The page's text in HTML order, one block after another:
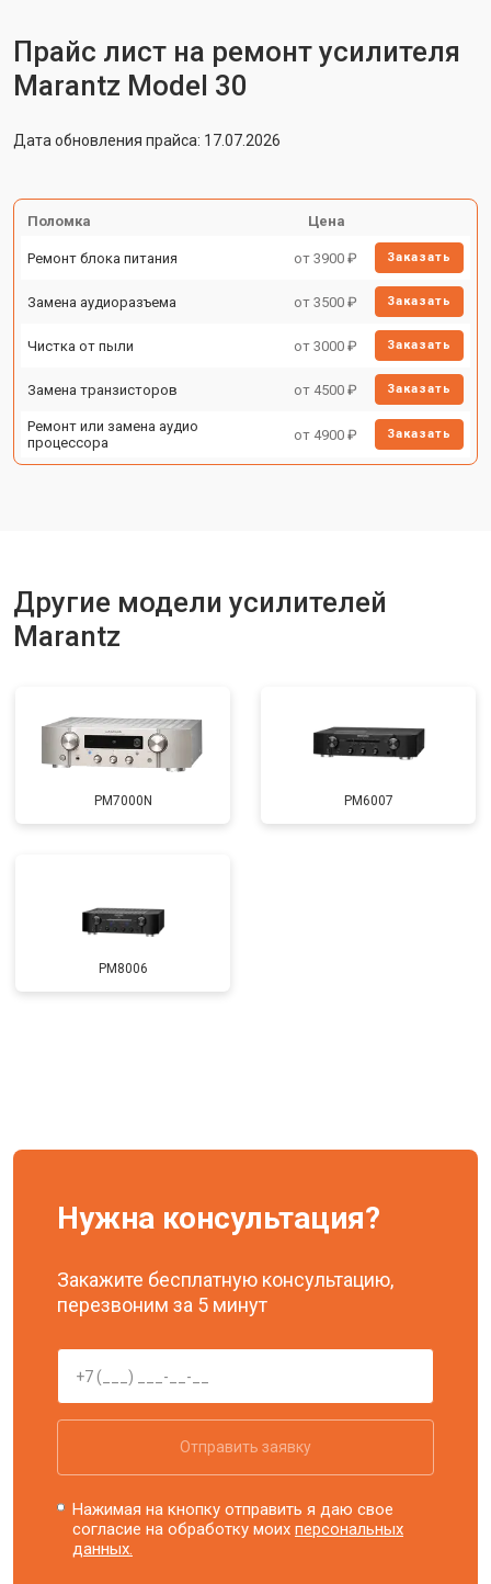
Прайс лист на ремонт усилителя
Marantz Model 30
Дата обновления прайса: 17.07.2026
Поломка Цена
Ремонт блока питания от 3900 ₽ Заказать
Замена аудиоразъема от 3500 ₽ Заказать
Чистка от пыли от 3000 ₽ Заказать
Замена транзисторов от 4500 ₽ Заказать
Ремонт или замена аудио
процессора
от 4900 ₽ Заказать
Другие модели усилителей
Marantz
PM7000N PM6007
PM8006
Нужна консультация?
Закажите бесплатную консультацию,
перезвоним за 5 минут
Отправить заявку
Нажимая на кнопку отправить я даю свое
согласие на обработку моихперсональных
данных.